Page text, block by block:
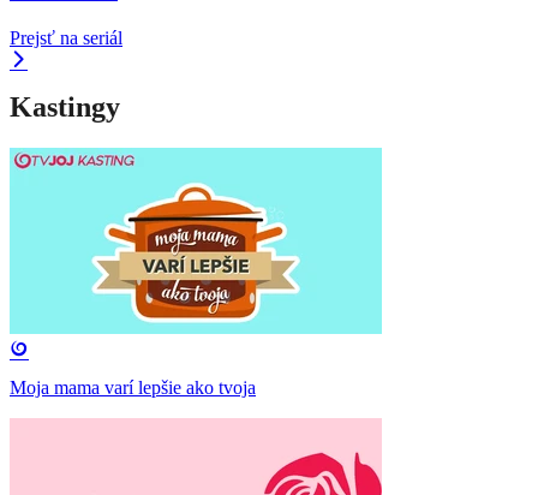
Prejsť na seriál
Kastingy
Moja mama varí lepšie ako tvoja